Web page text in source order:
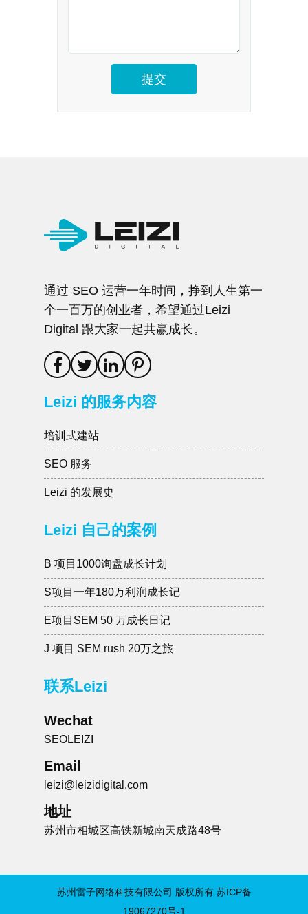
通过 SEO 运营一年时间，挣到人生第一
个一百万的创业者，希望通过Leizi
Digital 跟大家一起共赢成长。
Leizi 的服务内容
培训式建站
SEO 服务
Leizi 的发展史
Leizi 自己的案例
B 项目1000询盘成长计划
S项目一年180万利润成长记
E项目SEM 50 万成长日记
J 项目 SEM rush 20万之旅
联系Leizi
Wechat
SEOLEIZI
Email
leizi@leizidigital.com
地址
苏州市相城区高铁新城南天成路48号
苏州雷子网络科技有限公司 版权所有 苏ICP备
19067270号-1